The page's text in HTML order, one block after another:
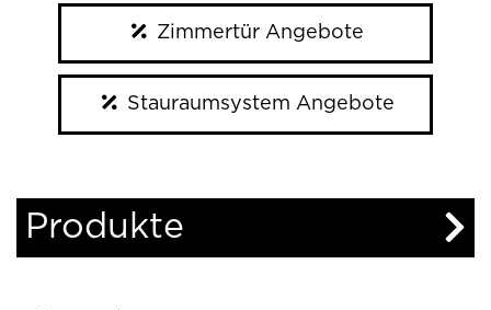
Zimmertür Angebote
Stauraumsystem Angebote
Produkte